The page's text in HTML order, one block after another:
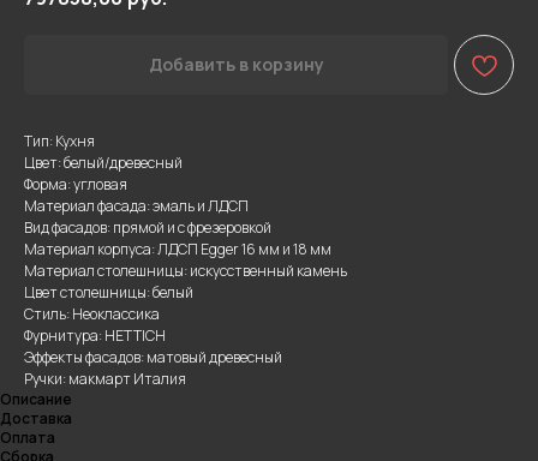
Добавить в корзину
Тип: Кухня
Цвет: белый/древесный
Форма: угловая
Материал фасада: эмаль и ЛДСП
Вид фасадов: прямой и с фрезеровкой
Материал корпуса: ЛДСП Egger 16 мм и 18 мм
Материал столешницы: искусственный камень
Цвет столешницы: белый
Стиль: Неоклассика
Фурнитура: HETTICH
Эффекты фасадов: матовый древесный
Ручки: макмарт Италия
Описание
Доставка
Оплата